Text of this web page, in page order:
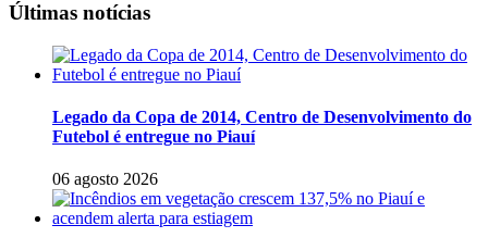
Últimas notícias
Legado da Copa de 2014, Centro de Desenvolvimento do
Futebol é entregue no Piauí
06 agosto 2026